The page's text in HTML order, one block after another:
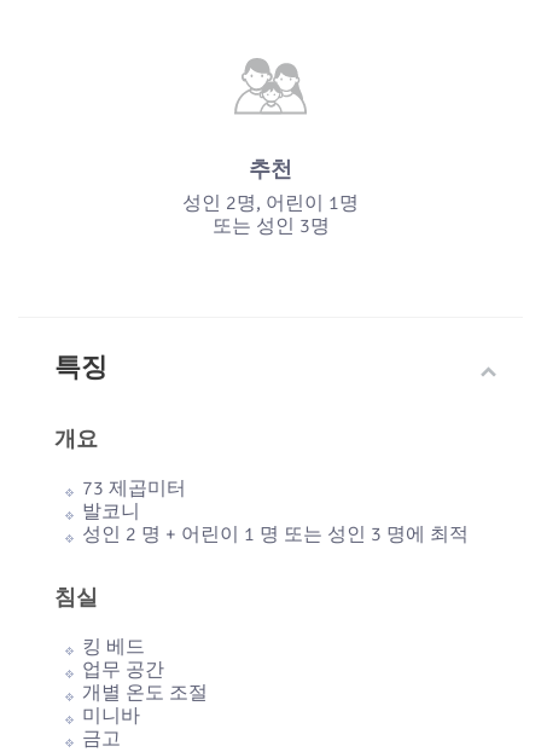
추천
성인 2명, 어린이 1명
또는 성인 3명
특징
개요
73 제곱미터
발코니
성인 2 명 + 어린이 1 명 또는 성인 3 명에 최적
침실
킹 베드
업무 공간
개별 온도 조절
미니바
금고